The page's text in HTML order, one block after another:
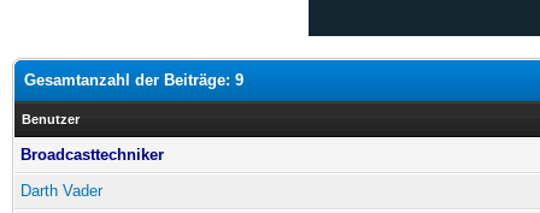
Gesamtanzahl der Beiträge: 9
Benutzer
Broadcasttechniker
Darth Vader